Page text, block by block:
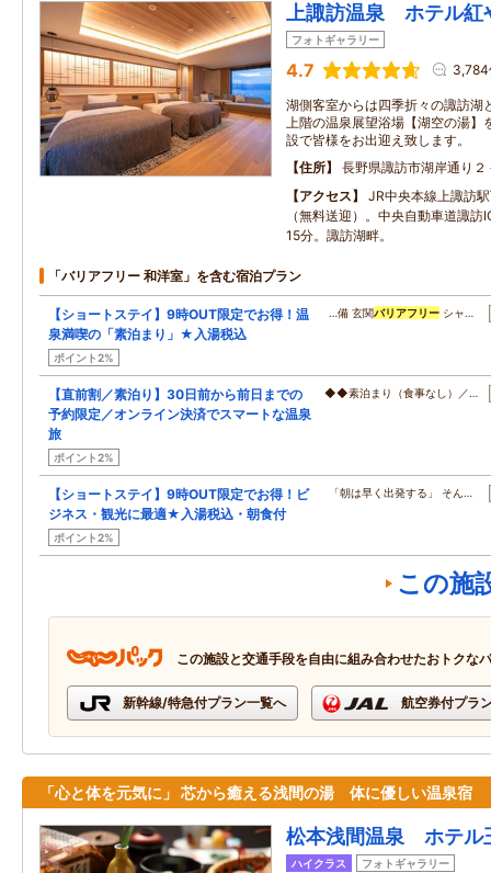
上諏訪温泉 ホテル紅
フォトギャラリー
4.7 3,784
湖側客室からは四季折々の諏訪湖
上階の温泉展望浴場【湖空の湯】
設で皆様をお出迎え致します。
住所
長野県諏訪市湖岸通り２
アクセス
JR中央本線上諏訪
（無料送迎）。中央自動車道諏
15分。諏訪湖畔。
「バリアフリー 和洋室」を含む宿泊プラン
【ショートステイ】9時OUT限定でお得！温
泉満喫の「素泊まり」★入湯税込
ポイント2%
…備 玄関バリアフリー シャ…
【直前割／素泊り】30日前から前日までの
予約限定／オンライン決済でスマートな温泉
旅
ポイント2%
◆◆素泊まり（食事なし）／…
【ショートステイ】9時OUT限定でお得！ビ
ジネス・観光に最適★入湯税込・朝食付
ポイント2%
「朝は早く出発する」 そん…
この施
この施設と交通手段を自由に組み合わせたおトクな
新幹線/特急付プラン一覧へ 航空券付プラ
「心と体を元気に」 芯から癒える浅間の湯 体に優しい温泉宿
松本浅間温泉 ホテル
ハイクラス フォトギャラリー